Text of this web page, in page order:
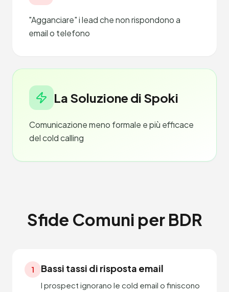
"Agganciare" i lead che non rispondono a
email o telefono
La Soluzione di Spoki
Comunicazione meno formale e più efficace
del cold calling
Sfide Comuni per BDR
1 Bassi tassi di risposta email
I prospect ignorano le cold email o finiscono